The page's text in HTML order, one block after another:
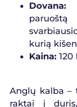
Dovana:
kurią
Kaina: 120
Anglų kalba –
raktai į